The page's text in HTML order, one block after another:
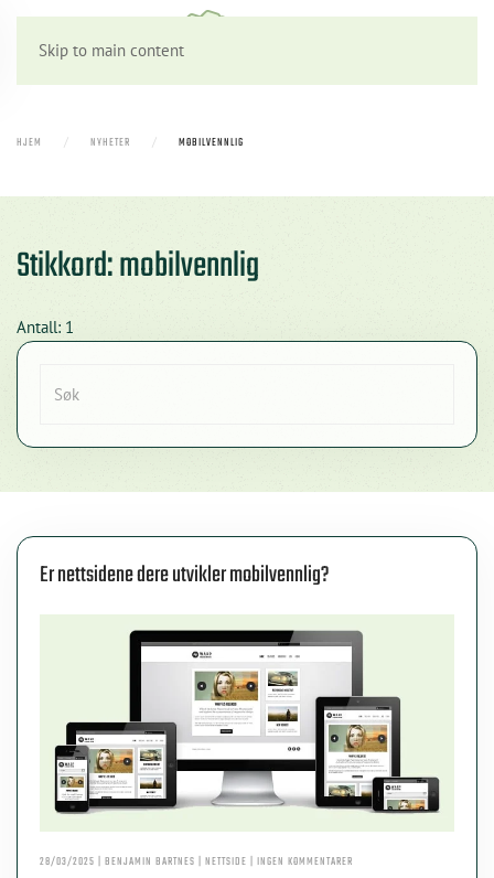
Skip to main content
HJEM NYHETER MOBILVENNLIG
Stikkord: mobilvennlig
Antall: 1
Er nettsidene dere utvikler mobilvennlig?
28/03/2025 | BENJAMIN BARTNES | NETTSIDE | INGEN KOMMENTARER